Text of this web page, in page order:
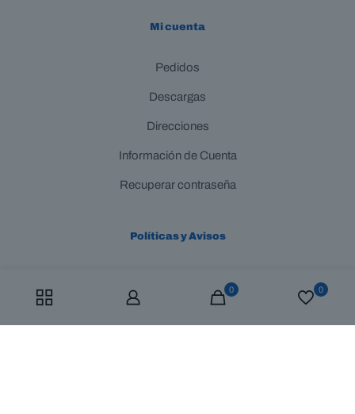
Mi cuenta
Pedidos
Descargas
Direcciones
Información de Cuenta
Recuperar contraseña
Políticas y Avisos
Términos y Condiciones
0 0